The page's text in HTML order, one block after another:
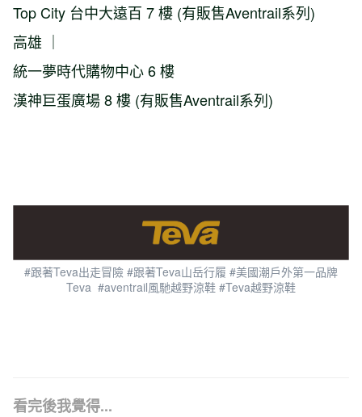
Top City 台中大遠百 7 樓 (有販售Aventrail系列)
高雄 ｜
統一夢時代購物中心 6 樓
漢神巨蛋廣場 8 樓 (有販售Aventrail系列)
#跟著Teva出走冒險 #跟著Teva山岳行履 #美國潮戶外第一品牌
Teva #aventrail風馳越野涼鞋 #Teva越野涼鞋
看完後我覺得...